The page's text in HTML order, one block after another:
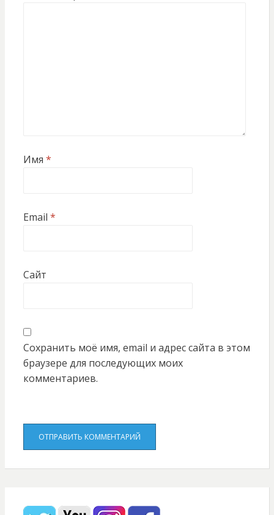
Имя *
Email *
Сайт
Сохранить моё имя, email и адрес сайта в этом
браузере для последующих моих
комментариев.